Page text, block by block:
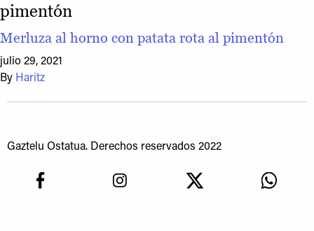
pimentón
Merluza al horno con patata rota al pimentón
julio 29, 2021
By Haritz
Gaztelu Ostatua. Derechos reservados 2022